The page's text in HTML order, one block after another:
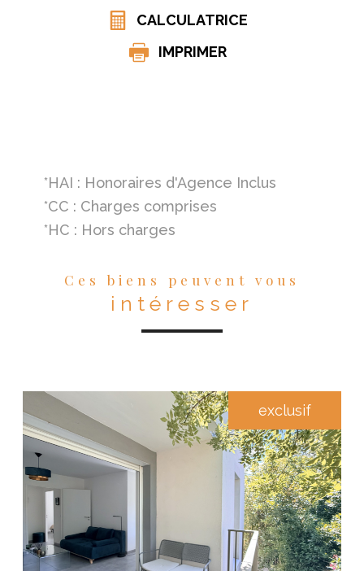
CALCULATRICE
IMPRIMER
*HAI : Honoraires d'Agence Inclus
*CC : Charges comprises
*HC : Hors charges
Ces biens peuvent vous
intéresser
exclusif